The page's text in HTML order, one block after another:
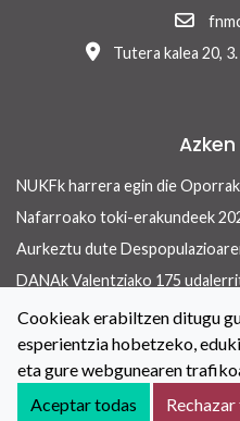
Tutera kalea 20,
Kontaktua Lege
Irisgarritasuna
Cookieak erabiltzen ditugu
esperientzia hobetzeko,
eta gure webgunearen
Aceptar todas